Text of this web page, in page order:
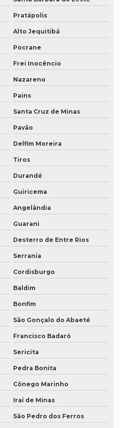
Pratápolis
Alto Jequitibá
Pocrane
Frei Inocêncio
Nazareno
Pains
Santa Cruz de Minas
Pavão
Delfim Moreira
Tiros
Durandé
Guiricema
Angelândia
Guarani
Desterro de Entre Rios
Serrania
Cordisburgo
Baldim
Bonfim
São Gonçalo do Abaeté
Francisco Badaró
Sericita
Pedra Bonita
Cônego Marinho
Iraí de Minas
São Pedro dos Ferros